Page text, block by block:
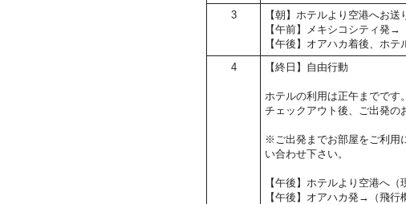
3
【朝】ホテルより空港へお送
【午前】メキシコシティ発
【午後】オアハカ着後、ホテ
4 【終日】自由行動
ホテルの利用は正午までです。
チェックアウト後、ご出発の
※ご出発までお部屋をご利用
い合わせ下さい。
【午後】ホテルより空港へ（
【午後】オアハカ発→（飛